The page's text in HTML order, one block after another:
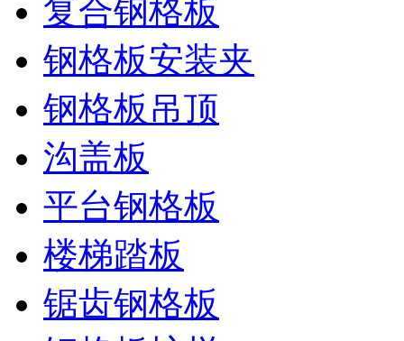
复合钢格板
钢格板安装夹
钢格板吊顶
沟盖板
平台钢格板
楼梯踏板
锯齿钢格板